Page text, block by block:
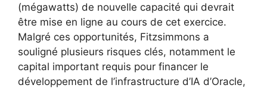
(mégawatts) de nouvelle capacité qui devrait
être mise en ligne au cours de cet exercice.
Malgré ces opportunités, Fitzsimmons a
souligné plusieurs risques clés, notamment le
capital important requis pour financer le
développement de l’infrastructure d’IA d’Oracle,